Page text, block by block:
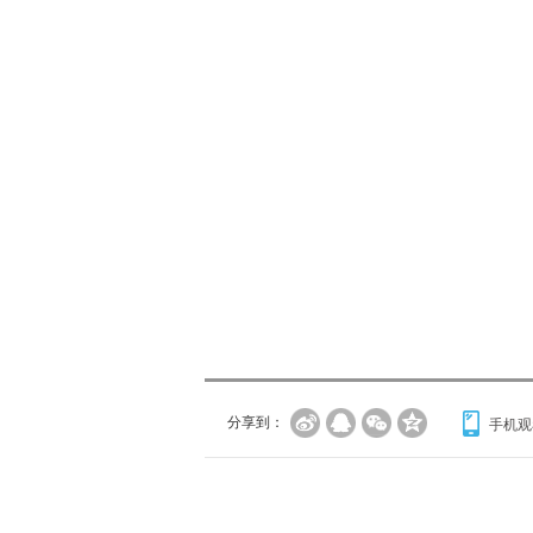
分享到： 手机